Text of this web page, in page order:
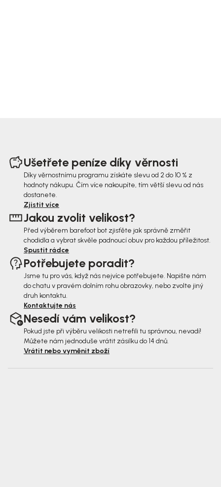
Ušetřete peníze díky věrnosti
Díky věrnostnímu programu získáte slevu od 2 do 10 % z
hodnoty nákupu. Čím více nakoupíte, tím větší slevu od nás
dostanete.
Zjistit více
Jakou zvolit velikost?
Před výběrem barefoot bot zjisťěte jak správně změřit
chodidla a vybrat skvěle padnoucí obuv pro každou příležitost.
Spustit rádce
Potřebujete poradit?
Jsme tu pro vás, když nás nejvíce potřebujete. Napište nám
do chatu v pravém dolním rohu obrazovky, nebo zvolte jiný
druh kontaktu.
Kontaktujte nás
Nesedí vám velikost?
Pokud jste při výběru velikosti netrefili tu správnou, nevadí!
Můžete nám jednoduše vrátit zásilku do 14 dnů.
Vrátit nebo vyměnit zboží